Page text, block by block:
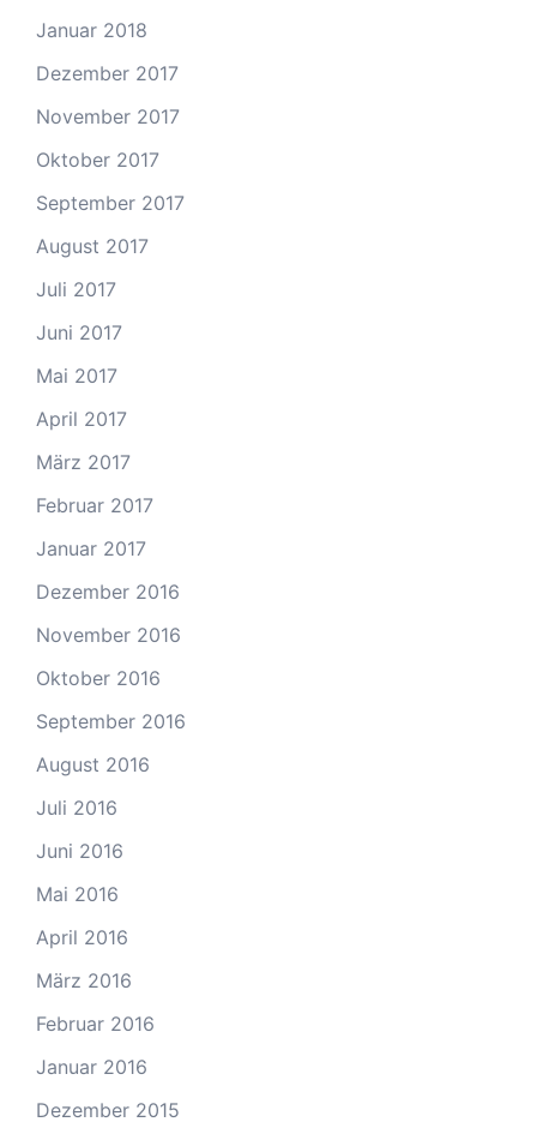
Januar 2018
Dezember 2017
November 2017
Oktober 2017
September 2017
August 2017
Juli 2017
Juni 2017
Mai 2017
April 2017
März 2017
Februar 2017
Januar 2017
Dezember 2016
November 2016
Oktober 2016
September 2016
August 2016
Juli 2016
Juni 2016
Mai 2016
April 2016
März 2016
Februar 2016
Januar 2016
Dezember 2015